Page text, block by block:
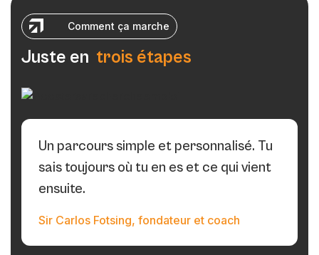
Comment ça marche
Juste en trois étapes
Un parcours simple et personnalisé. Tu
sais toujours où tu en es et ce qui vient
ensuite.
Sir Carlos Fotsing, fondateur et coach